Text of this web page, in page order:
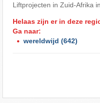
Liftprojecten in Zuid-Afrika
Helaas zijn er in deze
Ga naar:
wereldwijd (642)